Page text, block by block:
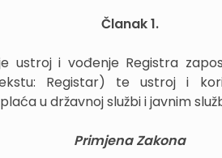
Članak 1.
ustroj i vođenje Registra
Registar) te ustroj i
u državnoj službi i javnim
Primjena Zakona